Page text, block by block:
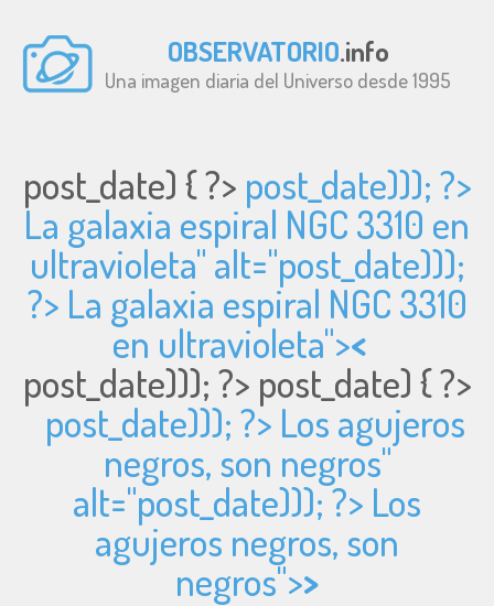
OBSERVATORIO.info
Una imagen diaria del Universo desde 1995
post_date) { ?> post_date))); ?>
La galaxia espiral NGC 3310 en
ultravioleta" alt="post_date)));
?> La galaxia espiral NGC 3310
en ultravioleta"><
post_date))); ?> post_date) { ?>
post_date))); ?> Los agujeros
negros, son negros"
alt="post_date))); ?> Los
agujeros negros, son
negros">>